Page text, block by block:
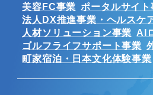
美容FC事業 ポータルサイト
法人DX推進事業・ヘルスケ
人材ソリューション事業 AI
ゴルフライフサポート事業
町家宿泊・日本文化体験事業